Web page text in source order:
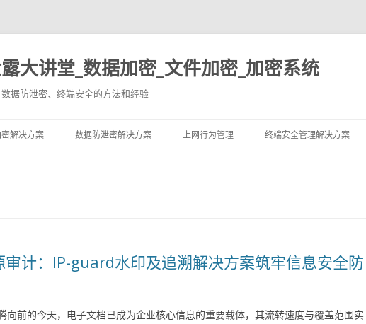
大讲堂_数据加密_文件加密_加密系统
据防泄密、终端安全的方法和经验
解决方案 数据防泄密解决方案 上网行为管理 终端安全管理解决方案
审计：IP-guard水印及追溯解决方案筑牢信息安全防
向前的今天，电子文档已成为企业核心信息的重要载体，其流转速度与覆盖范围实